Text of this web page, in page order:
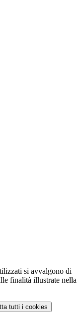
si avvalgono di
finalità illustrate nella
tutti i cookies